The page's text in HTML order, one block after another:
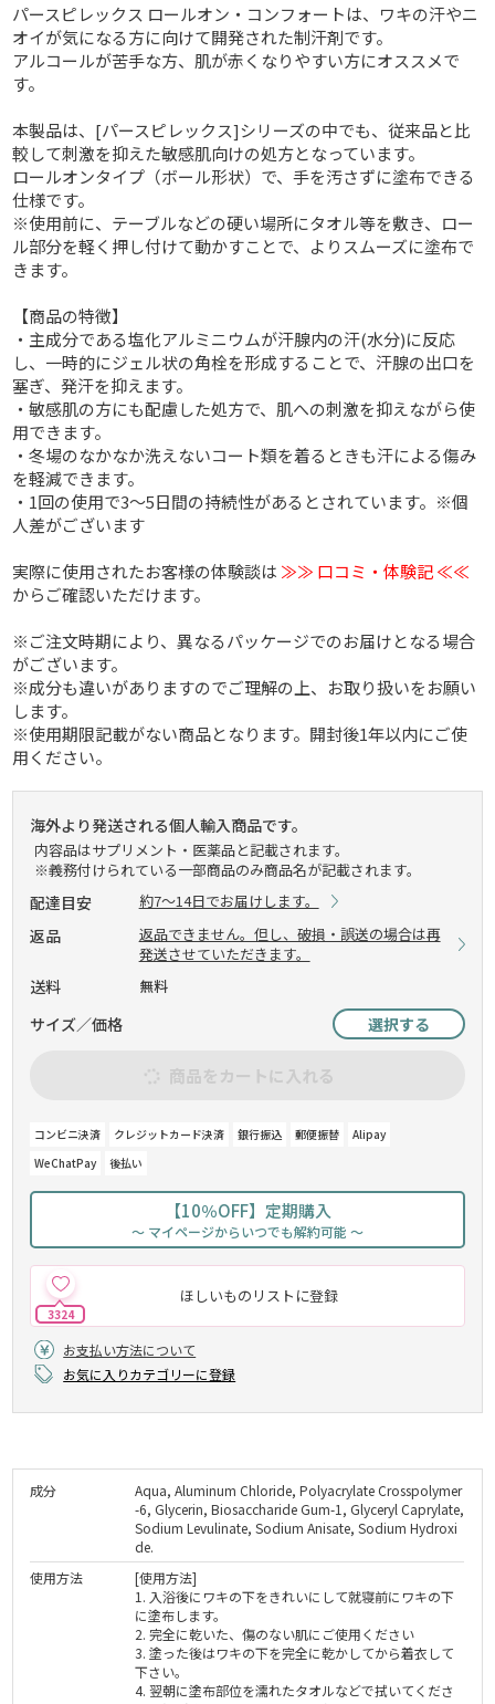
パースピレックス ロールオン・コンフォートは、ワキの汗やニ
オイが気になる方に向けて開発された制汗剤です。
アルコールが苦手な方、肌が赤くなりやすい方にオススメで
す。
本製品は、[パースピレックス]シリーズの中でも、従来品と比
較して刺激を抑えた敏感肌向けの処方となっています。
ロールオンタイプ（ボール形状）で、手を汚さずに塗布できる
仕様です。
※使用前に、テーブルなどの硬い場所にタオル等を敷き、ロー
ル部分を軽く押し付けて動かすことで、よりスムーズに塗布で
きます。
【商品の特徴】
・主成分である塩化アルミニウムが汗腺内の汗(水分)に反応
し、一時的にジェル状の角栓を形成することで、汗腺の出口を
塞ぎ、発汗を抑えます。
・敏感肌の方にも配慮した処方で、肌への刺激を抑えながら使
用できます。
・冬場のなかなか洗えないコート類を着るときも汗による傷み
を軽減できます。
・1回の使用で3～5日間の持続性があるとされています。※個
人差がございます
実際に使用されたお客様の体験談は ≫≫ 口コミ・体験記 ≪≪
からご確認いただけます。
※ご注文時期により、異なるパッケージでのお届けとなる場合
がございます。
※成分も違いがありますのでご理解の上、お取り扱いをお願い
します。
※使用期限記載がない商品となります。開封後1年以内にご使
用ください。
海外より発送される個人輸入商品です。
内容品はサプリメント・医薬品と記載されます。
※義務付けられている一部商品のみ商品名が記載されます。
配達目安 約7～14日でお届けします。
返品
返品できません。但し、破損・誤送の場合は再
発送させていただきます。
送料 無料
サイズ／価格 選択する
商品をカートに入れる
コンビニ決済 クレジットカード決済 銀行振込 郵便振替
Alipay
WeChatPay
後払い
【10％OFF】定期購入
～ マイページからいつでも解約可能 ～
ほしいものリストに登録
3324
お支払い方法について
お気に入りカテゴリーに登録
成分
Aqua, Aluminum Chloride, Polyacrylate Crosspolymer
-6, Glycerin, Biosaccharide Gum-1, Glyceryl Caprylate,
Sodium Levulinate, Sodium Anisate, Sodium Hydroxi
de.
使用方法
[使用方法]
1. 入浴後にワキの下をきれいにして就寝前にワキの下
に塗布します。
2. 完全に乾いた、傷のない肌にご使用ください
3. 塗った後はワキの下を完全に乾かしてから着衣して
下さい。
4. 翌朝に塗布部位を濡れたタオルなどで拭いてくださ